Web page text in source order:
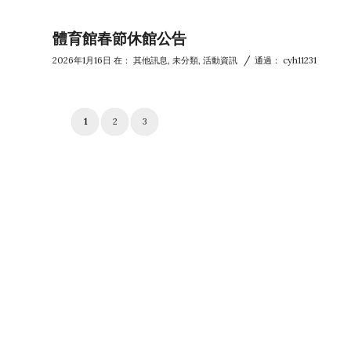
體育館春節休館公告
2026年1月16日 在： 其他訊息 , 未分類, 活動資訊 / 通過： cyh11231
1 2 3